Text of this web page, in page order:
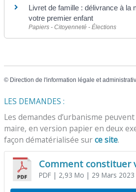
Livret de famille : délivrance à la
votre premier enfant
Papiers - Citoyenneté - Élections
© Direction de l'information légale et
LES DEMANDES :
Les demandes d’urbanisme
maire, en version papier en deux
façon dématérialisée surce site.
Comment constituer
PDF| 2,93 Mo | 29 Mars 2023